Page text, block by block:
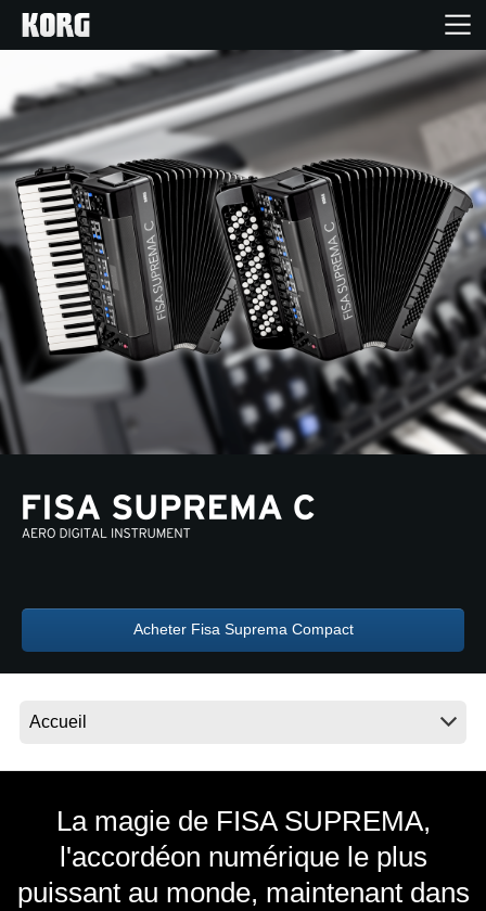
Accueil
Produits
Extras
Evénements
Support
Où acheter ?
News
Lieu
Acheter Fisa Suprema Compact
La magie de FISA SUPREMA,
l'accordéon numérique le plus
puissant au monde, maintenant dans